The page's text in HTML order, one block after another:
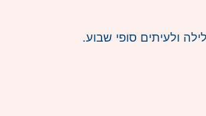
ולעיתים סופי שבוע.